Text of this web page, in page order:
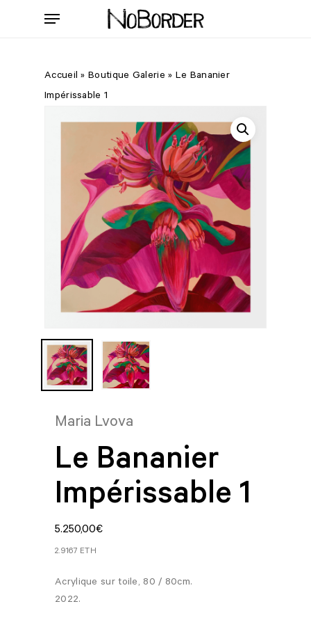
Menu
Accueil »Boutique Galerie » Le Bananier
Impérissable 1
Maria Lvova
Le Bananier
Impérissable 1
5.250,00€
2.9167 ETH
Acrylique sur toile, 80 / 80cm.
2022.